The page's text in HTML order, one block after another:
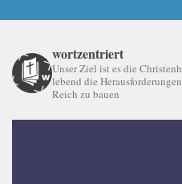
wortzentriert
Unser Ziel ist es die
lebend die
Reich zu bauen